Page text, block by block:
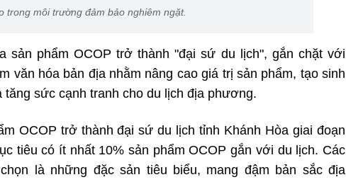
trong môi trường đảm bảo nghiêm ngặt.
sản phẩm OCOP trở thành "đại sứ du lịch", gắn chặt với
văn hóa bản địa nhằm nâng cao giá trị sản phẩm, tạo sinh
sức cạnh tranh cho du lịch địa phương.
OCOP trở thành đại sứ du lịch tỉnh Khánh Hòa giai đoạn
tiêu có ít nhất 10% sản phẩm OCOP gắn với du lịch. Các
là những đặc sản tiêu biểu, mang đậm bản sắc địa